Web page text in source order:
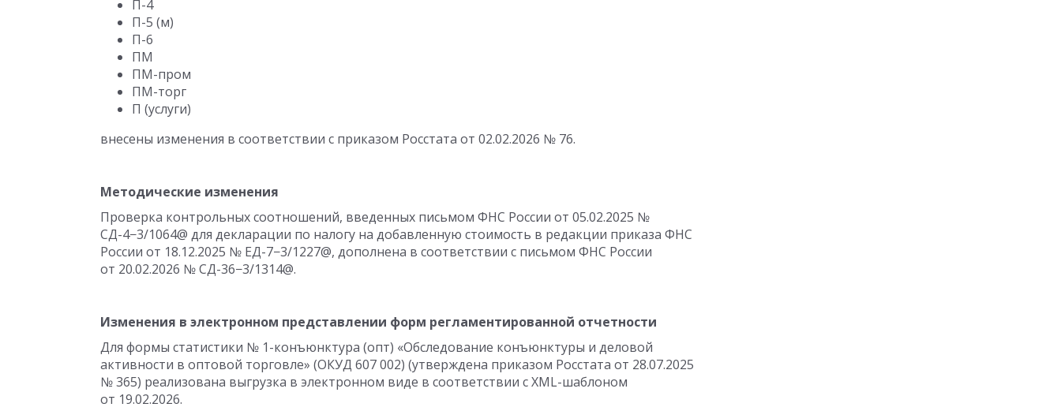
П-4
П-5 (м)
П-6
ПМ
ПМ-пром
ПМ-торг
П (услуги)
внесены изменения в соответствии с приказом Росстата от 02.02.2026 № 76.
Методические изменения
Проверка контрольных соотношений, введенных письмом ФНС России от 05.02.2025 №
СД-4−3/1064@ для декларации по налогу на добавленную стоимость в редакции приказа ФНС
России от 18.12.2025 № ЕД-7−3/1227@, дополнена в соответствии с письмом ФНС России
от 20.02.2026 № СД-36−3/1314@.
Изменения в электронном представлении форм регламентированной отчетности
Для формы статистики № 1-конъюнктура (опт) «Обследование конъюнктуры и деловой
активности в оптовой торговле» (ОКУД 607 002) (утверждена приказом Росстата от 28.07.2025
№ 365) реализована выгрузка в электронном виде в соответствии с XML-шаблоном
от 19.02.2026.